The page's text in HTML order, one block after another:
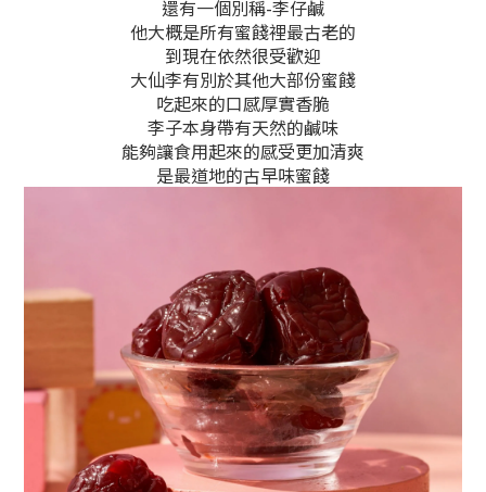
還有一個別稱-李仔鹹
他大概是所有蜜餞裡最古老的
到現在依然很受歡迎
大仙李有別於其他大部份蜜餞
吃起來的口感厚實香脆
李子本身帶有天然的鹹味
能夠讓食用起來的感受更加清爽
是最道地的古早味蜜餞